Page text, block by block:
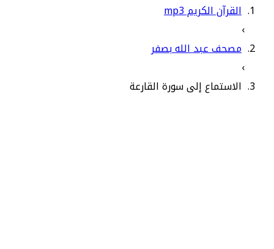
القرآن الكريم mp3
›
مصحف عبد الله بصفر
›
الاستماع إلى سورة القارعة